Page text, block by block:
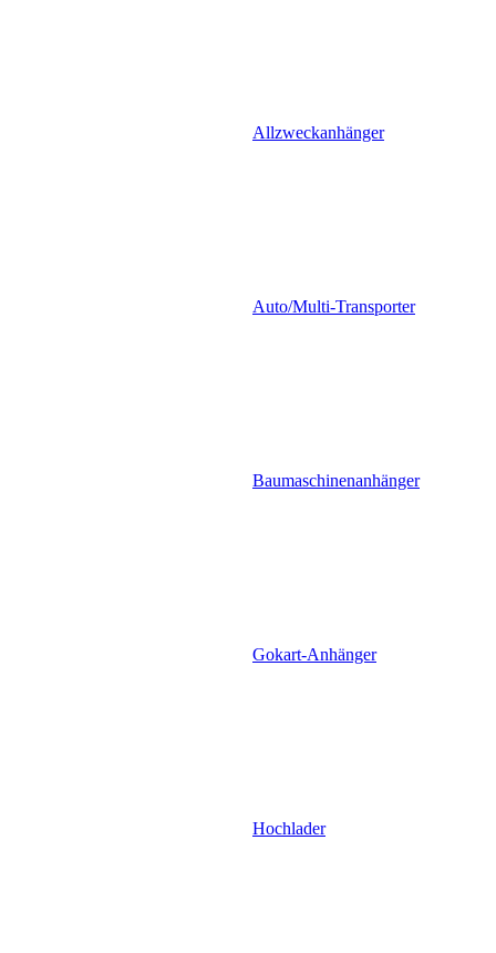
Allzweckanhänger
Auto/Multi-Transporter
Baumaschinenanhänger
Gokart-Anhänger
Hochlader